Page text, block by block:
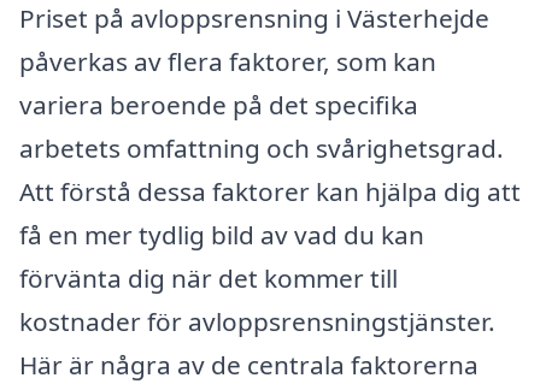
Priset på avloppsrensning i Västerhejde
påverkas av flera faktorer, som kan
variera beroende på det specifika
arbetets omfattning och svårighetsgrad.
Att förstå dessa faktorer kan hjälpa dig att
få en mer tydlig bild av vad du kan
förvänta dig när det kommer till
kostnader för avloppsrensningstjänster.
Här är några av de centrala faktorerna